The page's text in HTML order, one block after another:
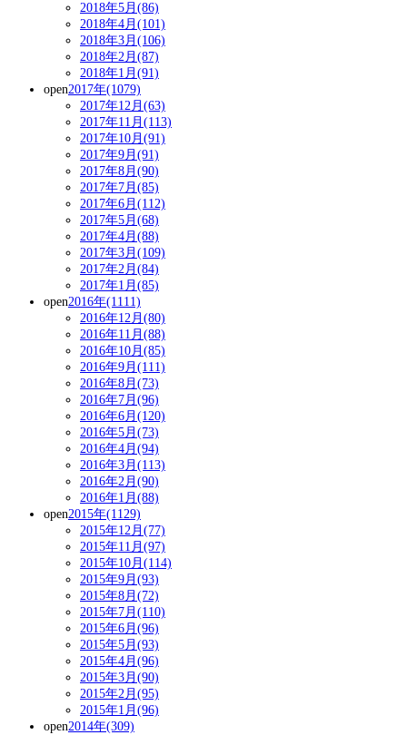
2018年5月(86)
2018年4月(101)
2018年3月(106)
2018年2月(87)
2018年1月(91)
open2017年(1079)
2017年12月(63)
2017年11月(113)
2017年10月(91)
2017年9月(91)
2017年8月(90)
2017年7月(85)
2017年6月(112)
2017年5月(68)
2017年4月(88)
2017年3月(109)
2017年2月(84)
2017年1月(85)
open2016年(1111)
2016年12月(80)
2016年11月(88)
2016年10月(85)
2016年9月(111)
2016年8月(73)
2016年7月(96)
2016年6月(120)
2016年5月(73)
2016年4月(94)
2016年3月(113)
2016年2月(90)
2016年1月(88)
open2015年(1129)
2015年12月(77)
2015年11月(97)
2015年10月(114)
2015年9月(93)
2015年8月(72)
2015年7月(110)
2015年6月(96)
2015年5月(93)
2015年4月(96)
2015年3月(90)
2015年2月(95)
2015年1月(96)
open2014年(309)